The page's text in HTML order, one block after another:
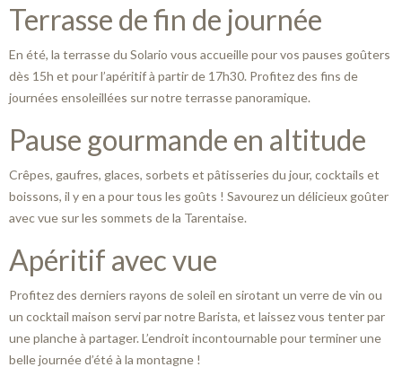
Terrasse de fin de journée
En été, la terrasse du Solario vous accueille pour vos pauses goûters
dès 15h et pour l’apéritif à partir de 17h30. Profitez des fins de
journées ensoleillées sur notre terrasse panoramique.
Pause gourmande en altitude
Crêpes, gaufres, glaces, sorbets et pâtisseries du jour, cocktails et
boissons, il y en a pour tous les goûts ! Savourez un délicieux goûter
avec vue sur les sommets de la Tarentaise.
Apéritif avec vue
Profitez des derniers rayons de soleil en sirotant un verre de vin ou
un cocktail maison servi par notre Barista, et laissez vous tenter par
une planche à partager. L’endroit incontournable pour terminer une
belle journée d’été à la montagne !